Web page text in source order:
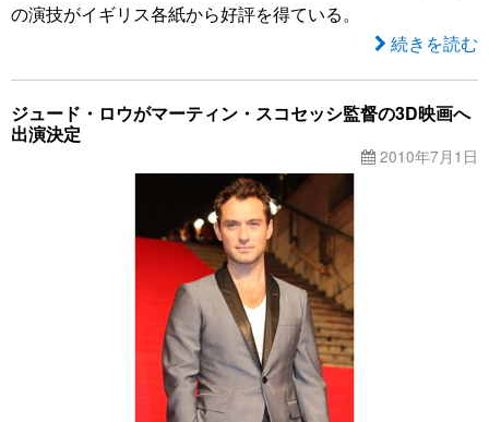
の演技がイギリス各紙から好評を得ている。
続きを読む
ジュード・ロウがマーティン・スコセッシ監督の3D映画へ
出演決定
2010年7月1日